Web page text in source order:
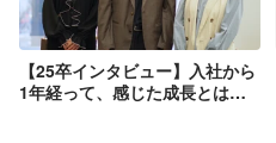
【25卒インタビュー】入社から
1年経って、感じた成長とは